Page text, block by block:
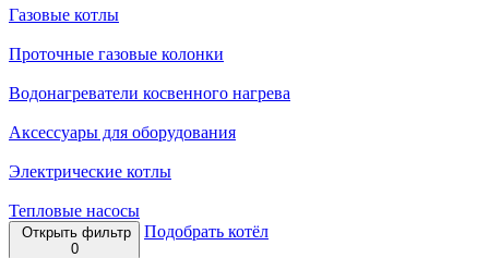
Газовые котлы
Проточные газовые колонки
Водонагреватели косвенного нагрева
Аксессуары для оборудования
Электрические котлы
Тепловые насосы
Открыть фильтр
0
Подобрать котёл